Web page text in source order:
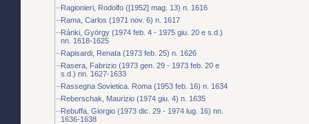
Ragionieri, Rodolfo ([1952] mag. 13) n. 1616
Rama, Carlos (1971 nov. 6) n. 1617
Ránki, György (1974 feb. 4 - 1975 giu. 20 e s.d.)
nn. 1618-1625
Rapisardi, Renata (1973 feb. 25) n. 1626
Rasera, Fabrizio (1973 gen. 29 - 1973 feb. 20 e
s.d.) nn. 1627-1633
Rassegna Sovietica. Roma (1953 feb. 16) n. 1634
Reberschak, Maurizio (1974 giu. 4) n. 1635
Rebuffa, Giorgio (1973 dic. 29 - 1974 lug. 16) nn.
1636-1638